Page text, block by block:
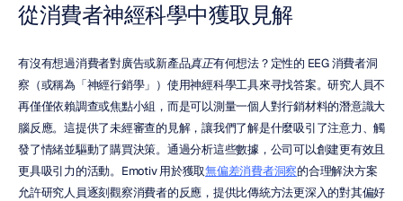
從消費者神經科學中獲取見解
有沒有想過消費者對廣告或新產品真正有何想法？定性的 EEG 消費者洞
察（或稱為「神經行銷學」）使用神經科學工具來寻找答案。研究人員不
再僅僅依賴調查或焦點小組，而是可以測量一個人對行銷材料的潛意識大
腦反應。這提供了未經審查的見解，讓我們了解是什麼吸引了注意力、觸
發了情緒並驅動了購買決策。通過分析這些數據，公司可以創建更有效且
更具吸引力的活動。Emotiv 用於獲取無偏差消費者洞察的合理解決方案
允許研究人員逐刻觀察消費者的反應，提供比傳統方法更深入的對其偏好